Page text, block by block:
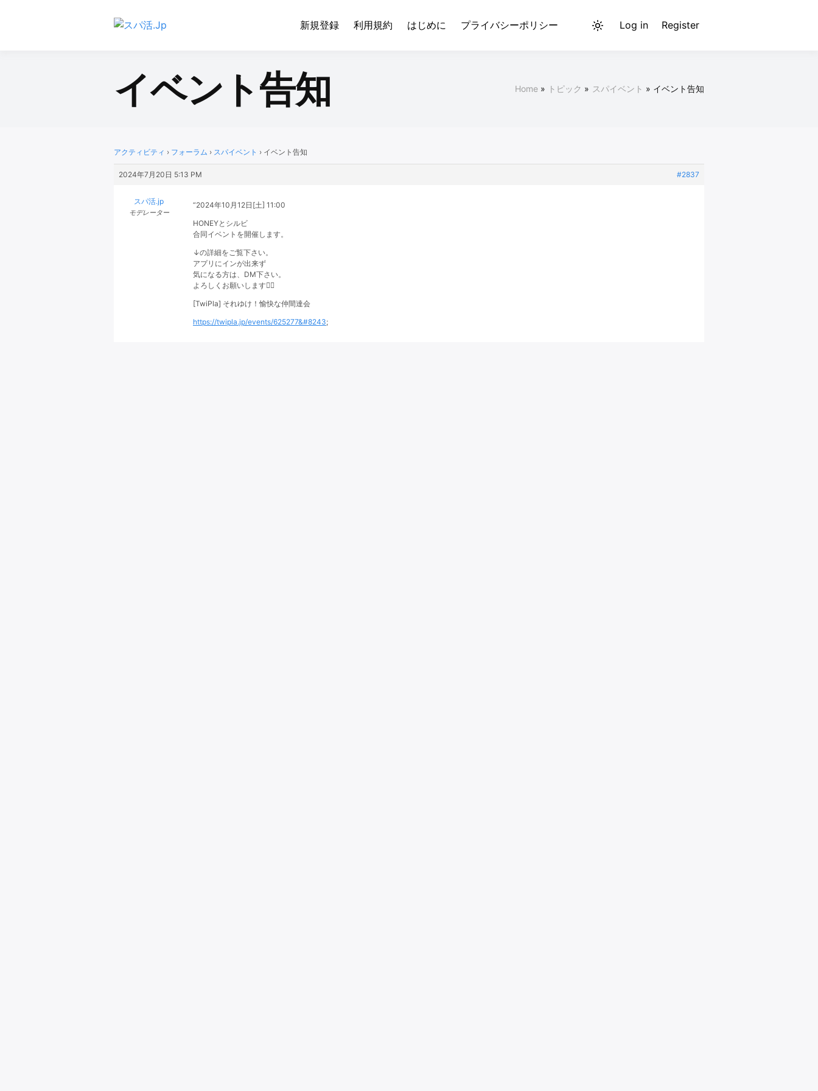
新規登録 利用規約 はじめに プライバシーポリシー
Light
switch
Log in Register
イベント告知 Home トピック スパイベント イベント告知
アクティビティ › フォーラム › スパイベント › イベント告知
2024年7月20日 5:13 PM #2837
スパ活.jp
モデレーター
“2024年10 月12日 [土] 11:00
HONEYとシルビ
合同イベントを開催します。
↓の詳細をご覧下さい。
アプリにインが出来ず
気になる方は、DM下さい。
よろしくお願いします🙇‍♀
[TwiPla] それゆけ！愉快な仲間達会
https://twipla.jp/events/625277&#8243;